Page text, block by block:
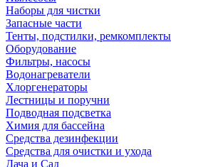
Наборы для чистки
Запасные части
Тенты, подстилки, ремкомплекты
Оборудование
Фильтры, насосы
Водонагреватели
Хлоргенераторы
Лестницы и поручни
Подводная подсветка
Химия для бассейна
Средства дезинфекции
Средства для очистки и ухода
Дача и Сад